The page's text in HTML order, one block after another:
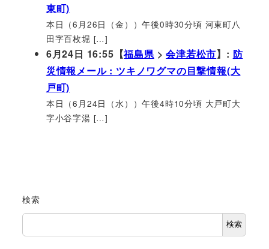
東町)
本日（6月26日（金））午後0時30分頃 河東町八
田字百枚堀 […]
6月24日 16:55【福島県>会津若松市】: 防
災情報メール : ツキノワグマの目撃情報(大
戸町)
本日（6月24日（水））午後4時10分頃 大戸町大
字小谷字湯 […]
検索
検索